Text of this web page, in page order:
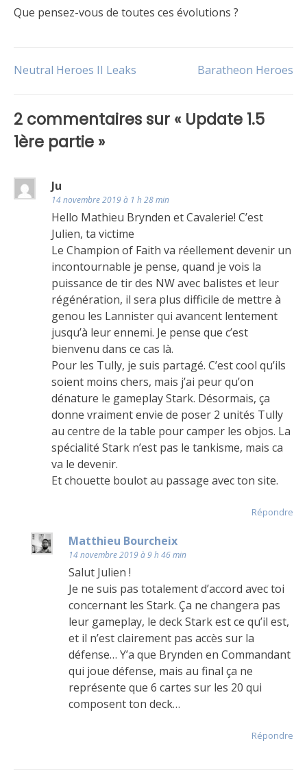
Que pensez-vous de toutes ces évolutions ?
Le
Lannister
Navigation
de
l’article
Neutral Heroes II Leaks Baratheon Heroes
2 commentaires sur « Update 1.5
1ère partie »
Ju
14 novembre 2019 à 1 h 28 min
Hello Mathieu Brynden et Cavalerie! C’est
Julien, ta victime
Le Champion of Faith va réellement devenir un
incontournable je pense, quand je vois la
puissance de tir des NW avec balistes et leur
régénération, il sera plus difficile de mettre à
genou les Lannister qui avancent lentement
jusqu’à leur ennemi. Je pense que c’est
bienvenu dans ce cas là.
Pour les Tully, je suis partagé. C’est cool qu’ils
soient moins chers, mais j’ai peur qu’on
dénature le gameplay Stark. Désormais, ça
donne vraiment envie de poser 2 unités Tully
au centre de la table pour camper les objos. La
spécialité Stark n’est pas le tankisme, mais ca
va le devenir.
Et chouette boulot au passage avec ton site.
Répondre
Matthieu Bourcheix
14 novembre 2019 à 9 h 46 min
Salut Julien !
Je ne suis pas totalement d’accord avec toi
concernant les Stark. Ça ne changera pas
leur gameplay, le deck Stark est ce qu’il est,
et il n’est clairement pas accès sur la
défense… Y’a que Brynden en Commandant
qui joue défense, mais au final ça ne
représente que 6 cartes sur les 20 qui
composent ton deck…
Répondre